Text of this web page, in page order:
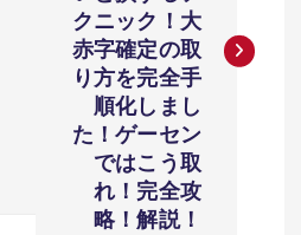
クニック！大
赤字確定の取
り方を完全手
順化しまし
た！ゲーセン
ではこう取
れ！完全攻
略！解説！